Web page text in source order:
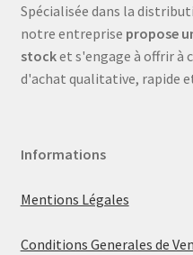
Spécialisée dans la
notre entreprise propose
stocket s'engage à offrir à
d'achat qualitative, rapide
Informations
Mentions Légales
Conditions Generales de